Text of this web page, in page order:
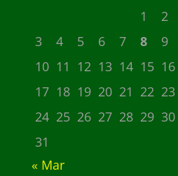
1
2
3
4 5 6 7 8
9
10 11 12 13 14 15 16
17 18 19 20 21 22 23
24 25 26 27 28 29 30
31
« Mar